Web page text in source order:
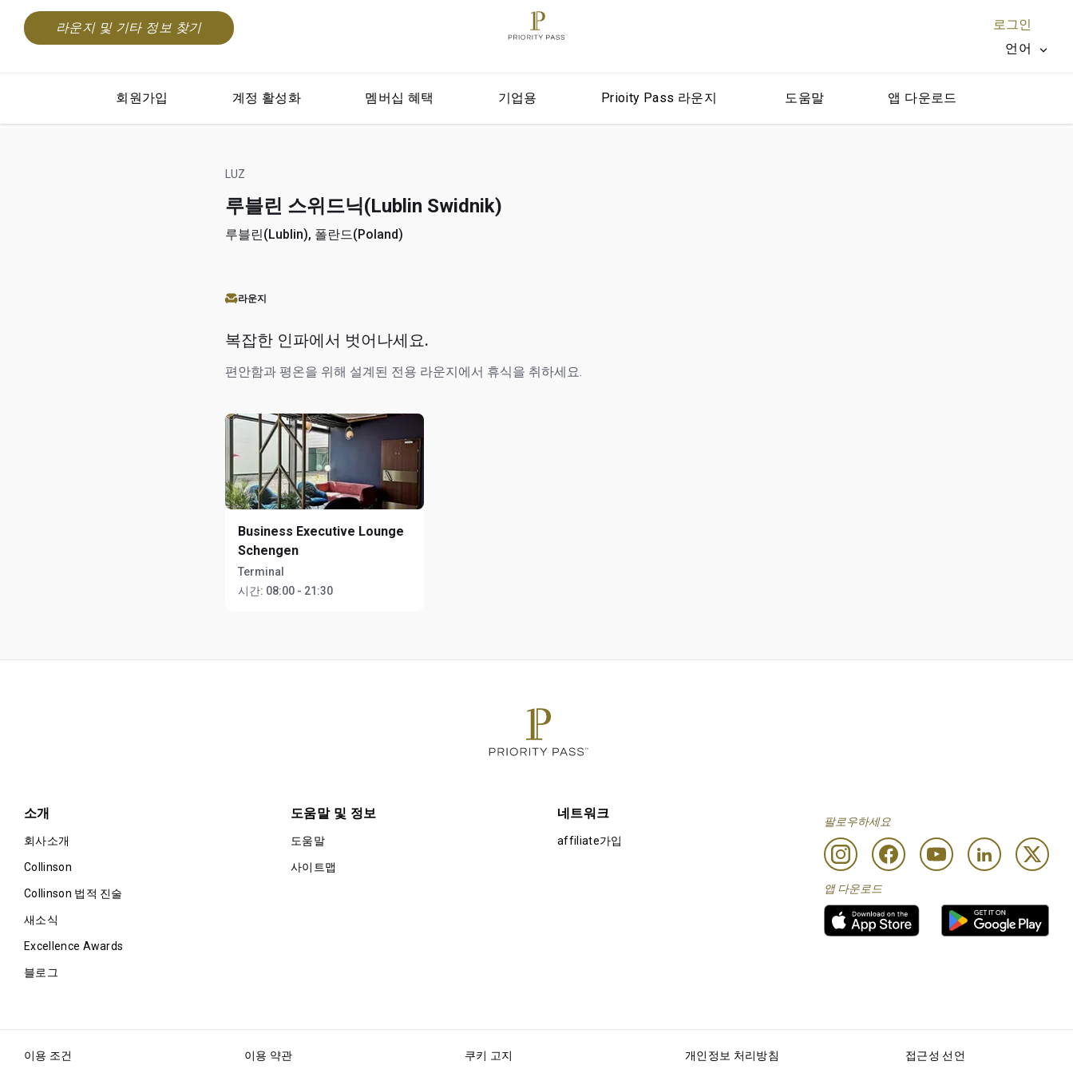
라운지 및 기타 정보 찾기
로그인
언어
회원가입 계정 활성화 멤버십 혜택 기업용 Prioity Pass 라운지 도움말 앱 다운로드
LUZ
루블린 스위드닉(Lublin Swidnik)
루블린(Lublin), 폴란드(Poland)
라운지
복잡한 인파에서 벗어나세요.
편안함과 평온을 위해 설계된 전용 라운지에서 휴식을 취하세요.
Business Executive Lounge
Schengen
Terminal
시간: 08:00 - 21:30
소개
회사소개
Collinson
Collinson 법적 진술
새소식
Excellence Awards
블로그
도움말 및 정보
도움말
사이트맵
네트워크
affiliate가입
팔로우하세요
앱 다운로드
이용 조건 이용 약관 쿠키 고지 개인정보 처리방침 접근성 선언